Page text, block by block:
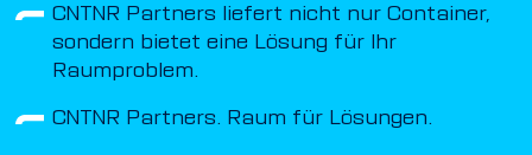
CNTNR Partners liefert nicht nur Container,
sondern bietet eine Lösung für Ihr
Raumproblem.
CNTNR Partners. Raum für Lösungen.